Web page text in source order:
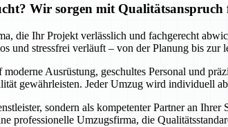
Wir sorgen mit
die Ihr Projekt verlässlich und fachgerecht
und stressfrei verläuft – von der Planung bis zur
Ausrüstung, geschultes Personal und
gewährleisten. Jeder Umzug wird individuell
sondern als kompetenter Partner an
professionelle Umzugsfirma, die